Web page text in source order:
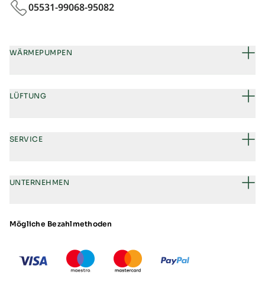
05531-99068-95082
WÄRMEPUMPEN
LÜFTUNG
SERVICE
UNTERNEHMEN
Mögliche Bezahlmethoden